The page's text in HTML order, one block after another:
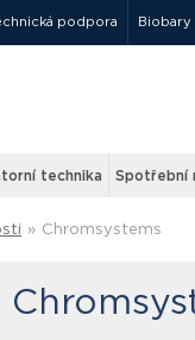
podpora Biobary
technika Spotřební
» Chromsystems